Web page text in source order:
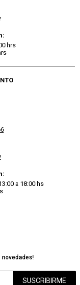
novedades!
SUSCRIBIRME
hrs
a 18:00 hs